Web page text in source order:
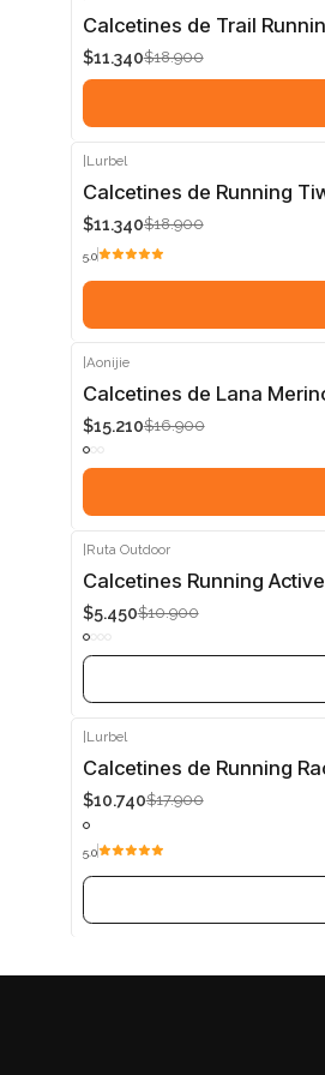
-40%
Calcetines de Trail
$11.340$18.900
-40%
Lurbel
Calcetines de Running
$11.340$18.900
5.0
-10%
Aonijie
Calcetines de Lana
$15.210$16.900
-50%
Agotado
Ruta Outdoor
Calcetines Running
$5.450$10.900
-40%
Agotado
Lurbel
Calcetines de Running
$10.740$17.900
5.0